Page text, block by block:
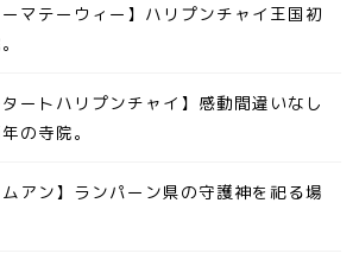
ーマテーウィー】ハリプンチャイ王国初
タートハリプンチャイ】感動間違いなし
の寺院。
ムアン】ランパーン県の守護神を祀る場